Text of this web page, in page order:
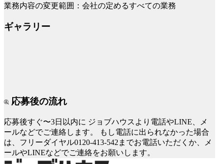
業務内容の変更範囲：会社の定めるすべての業務
ギャラリー
応募後の流れ
応募後すぐ〜3日以内に ジョブハウスより電話やLINE、メ
ールなどでご連絡します。
もし電話に出られなかった場合
は、フリーダイヤル0120-413-542までお電話いただくか、メ
ールやLINEなどでご連絡をお願いします。